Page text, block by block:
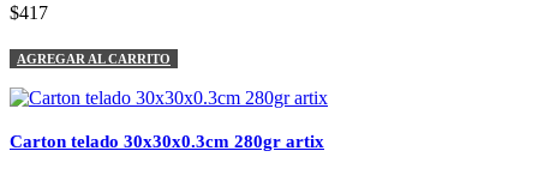
$417
AGREGAR AL CARRITO
Carton telado 30x30x0.3cm 280gr artix